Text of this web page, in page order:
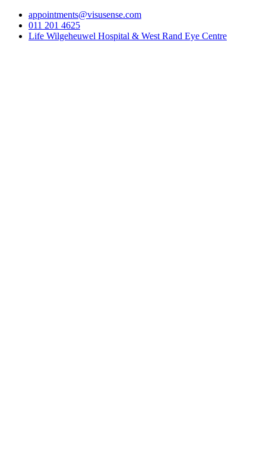
appointments@visusense.com
011 201 4625
Life Wilgeheuwel Hospital & West Rand Eye Centre